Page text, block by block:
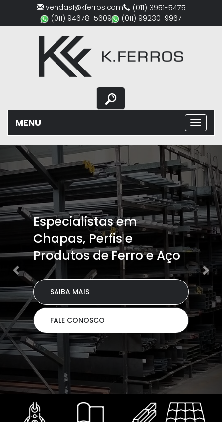
vendas1@kferros.com
(011) 3951-5475
(011) 94678-5609
(011) 99230-9967
MENU
Especialistas em
Chapas, Perfis e
Produtos de Ferro e Aço
SAIBA MAIS
FALE CONOSCO
Previous